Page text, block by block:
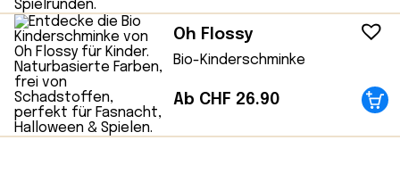
Oh Flossy
Bio-Kinderschminke
Ab CHF 26.90